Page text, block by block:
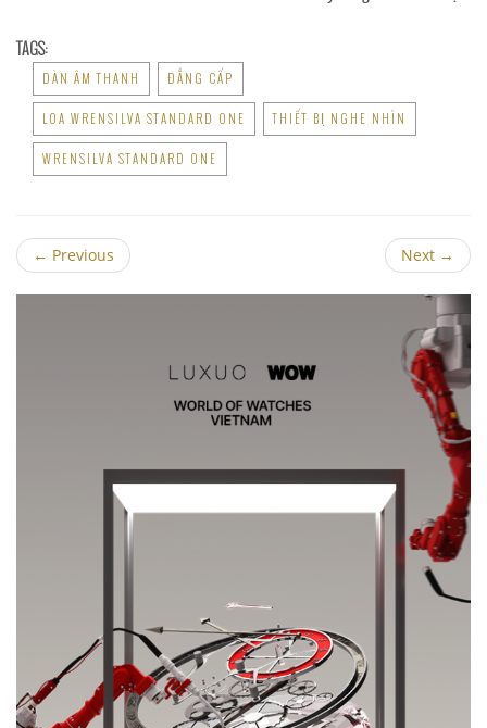
TAGS:
DÀN ÂM THANH ĐẲNG CẤP
LOA WRENSILVA STANDARD ONE THIẾT BỊ NGHE NHÌN
WRENSILVA STANDARD ONE
← Previous Next →